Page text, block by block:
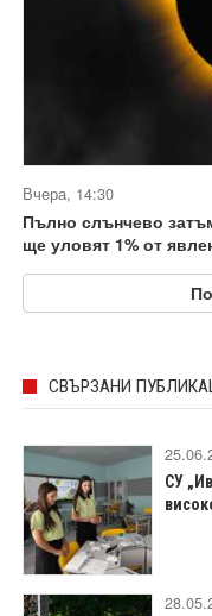
Вчера, 14:30
Пълно слънчево
ще уловят 1% от
СВЪРЗАНИ
СУ